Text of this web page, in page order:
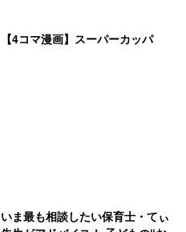
【4コマ漫画】スーパーカッパ
いま最も相談したい保育士・てぃ